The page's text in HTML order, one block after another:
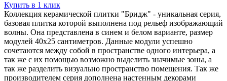
Купить в 1 клик
Коллекция керамической плитки "Бридж" - уникальная серия,
базовая плитка которой выполнена под рельеф изображающий
волны. Она представлена в синем и белом варианте, размер
модулей 40х25 сантиметров. Данные модули успешно
сочетаются между собой в пространстве одного интерьера, а
так же с их помощью возможно выделить значимые зоны, а
так же разделить визуально пространство помещения. Так же
производителем серия дополнена настенным декорами